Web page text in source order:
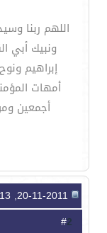
اللهم ربنا
ونبيك أبي
إبراهيم
أمهات
أجمعين
2